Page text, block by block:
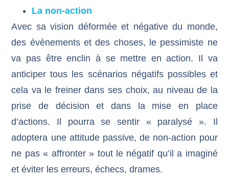
La non-action
Avec sa vision déformée et négative du monde,
des évènements et des choses, le pessimiste ne
va pas être enclin à se mettre en action. Il va
anticiper tous les scénarios négatifs possibles et
cela va le freiner dans ses choix, au niveau de la
prise de décision et dans la mise en place
d’actions. Il pourra se sentir « paralysé ». Il
adoptera une attitude passive, de non-action pour
ne pas « affronter » tout le négatif qu’il a imaginé
et éviter les erreurs, échecs, drames.